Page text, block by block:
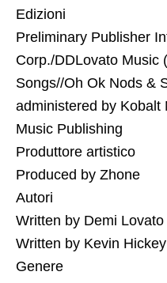
Edizioni
Preliminary Publisher
Corp./DDLovato Music
Songs//Oh Ok Nods &
administered by Kobalt
Music Publishing
Produttore artistico
Produced by Zhone
Autori
Written by Demi
Written by Kevin
Genere